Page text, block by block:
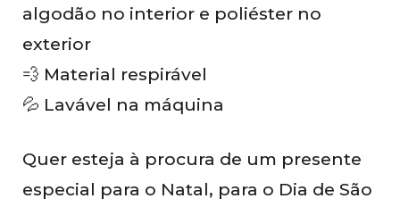
algodão no interior e poliéster no
exterior
💨 Material respirável
💦 Lavável na máquina
Quer esteja à procura de um presente
especial para o Natal, para o Dia de São